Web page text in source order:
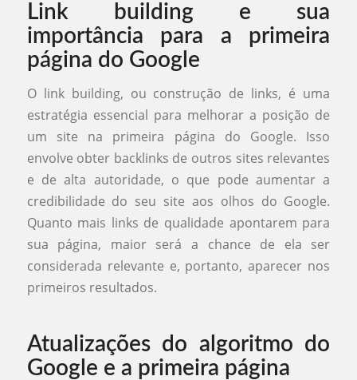
Link building e sua
importância para a primeira
página do Google
O link building, ou construção de links, é uma
estratégia essencial para melhorar a posição de
um site na primeira página do Google. Isso
envolve obter backlinks de outros sites relevantes
e de alta autoridade, o que pode aumentar a
credibilidade do seu site aos olhos do Google.
Quanto mais links de qualidade apontarem para
sua página, maior será a chance de ela ser
considerada relevante e, portanto, aparecer nos
primeiros resultados.
Atualizações do algoritmo do
Google e a primeira página